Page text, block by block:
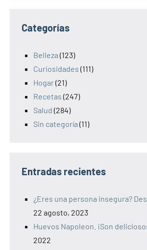
Categorías
Belleza (123)
Curiosidades (111)
Hogar(21)
Recetas (247)
Salud (284)
Sin categoría (11)
Entradas recientes
¿Eres una persona insegura?
22 agosto, 2023
Huevos Napoleon. ¡Son
2022